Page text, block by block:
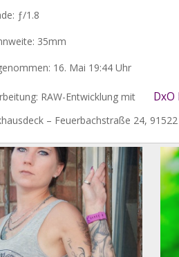
ƒ/1.8
35mm
16. Mai 19:44 Uhr
RAW-Entwicklung mit DxO
– Feuerbachstraße 24,